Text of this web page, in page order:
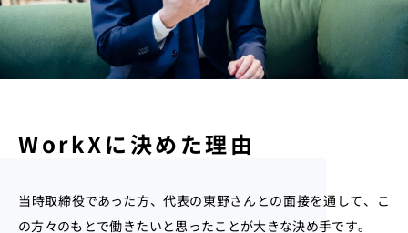
WorkXに決めた理由
当時取締役であった方、代表の東野さんとの面接を通して、こ
の方々のもとで働きたいと思ったことが大きな決め手です。